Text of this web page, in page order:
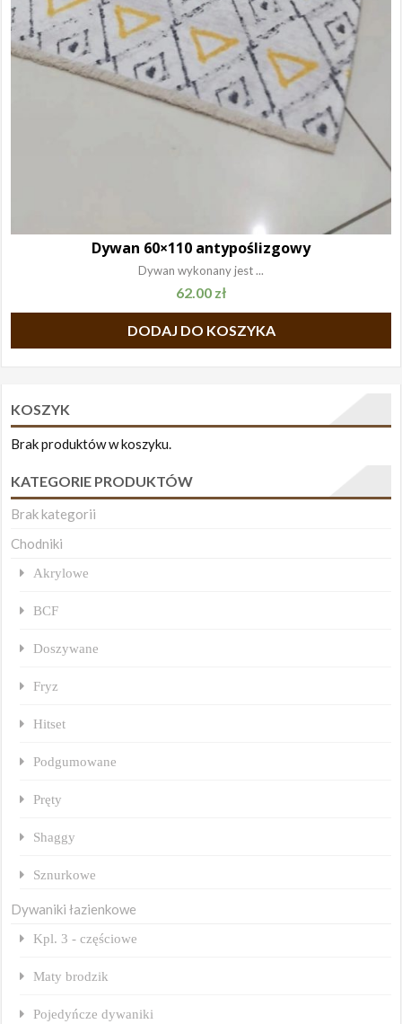
Dywan 60×110 antypoślizgowy
Dywan wykonany jest ...
62.00 zł
DODAJ DO KOSZYKA
KOSZYK
Brak produktów w koszyku.
KATEGORIE PRODUKTÓW
Brak kategorii
Chodniki
Akrylowe
BCF
Doszywane
Fryz
Hitset
Podgumowane
Pręty
Shaggy
Sznurkowe
Dywaniki łazienkowe
Kpl. 3 - częściowe
Maty brodzik
Pojedyńcze dywaniki